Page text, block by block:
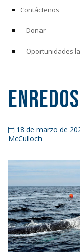
Contáctenos
Donar
Oportunidades
Enredos
18 de marzo de
McCulloch